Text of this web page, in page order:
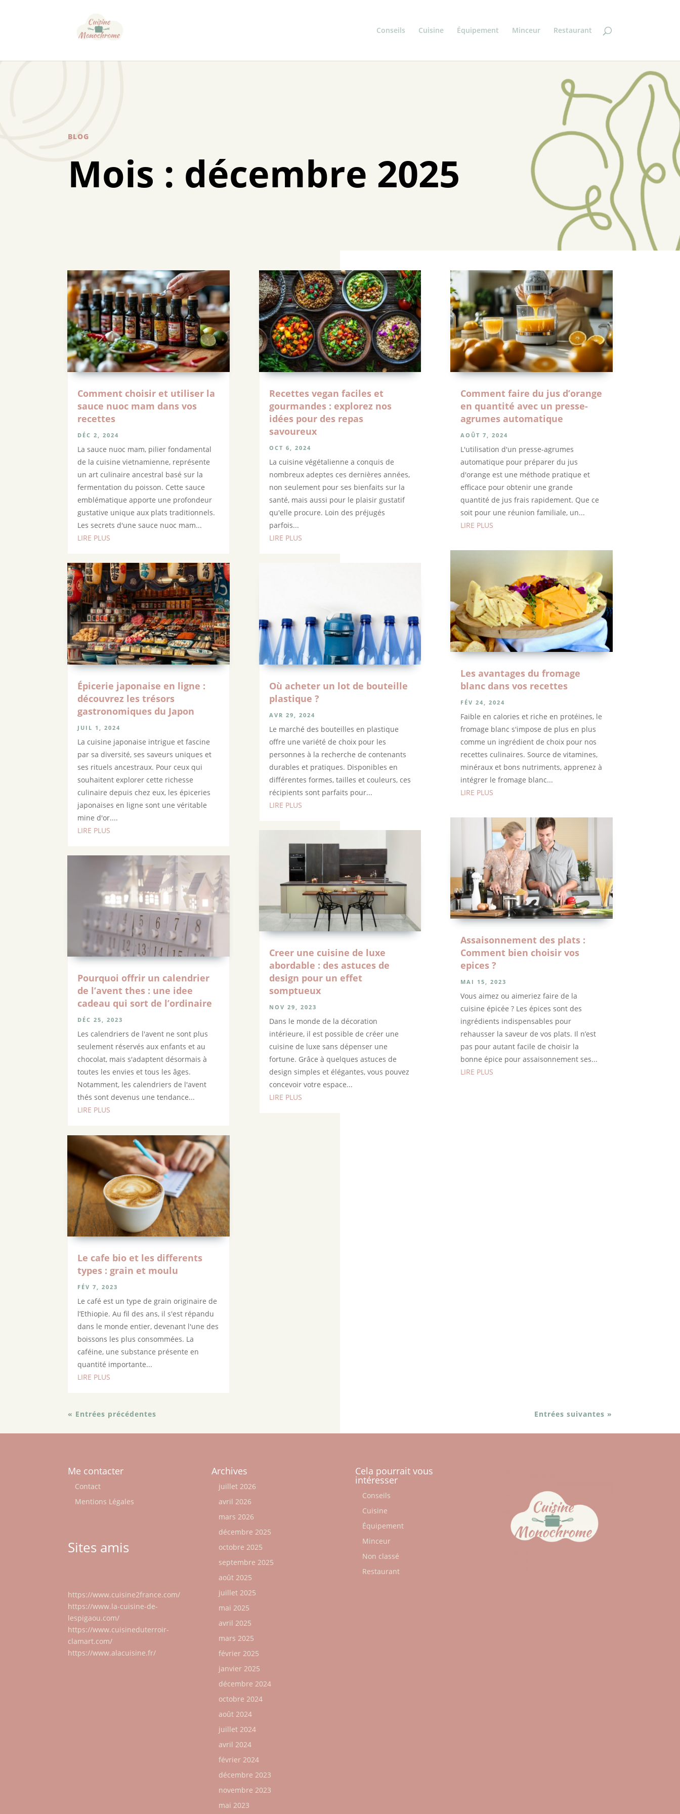
Conseils Cuisine Équipement Minceur Restaurant
BLOG
Mois : décembre 2025
Comment choisir et utiliser la
sauce nuoc mam dans vos
recettes
DÉC 2, 2024
La sauce nuoc mam, pilier fondamental
de la cuisine vietnamienne, représente
un art culinaire ancestral basé sur la
fermentation du poisson. Cette sauce
emblématique apporte une profondeur
gustative unique aux plats traditionnels.
Les secrets d'une sauce nuoc mam...
LIRE PLUS
Épicerie japonaise en ligne :
découvrez les trésors
gastronomiques du Japon
JUIL 1, 2024
La cuisine japonaise intrigue et fascine
par sa diversité, ses saveurs uniques et
ses rituels ancestraux. Pour ceux qui
souhaitent explorer cette richesse
culinaire depuis chez eux, les épiceries
japonaises en ligne sont une véritable
mine d'or....
LIRE PLUS
Pourquoi offrir un calendrier
de l’avent thes : une idee
cadeau qui sort de l’ordinaire
DÉC 25, 2023
Les calendriers de l'avent ne sont plus
seulement réservés aux enfants et au
chocolat, mais s'adaptent désormais à
toutes les envies et tous les âges.
Notamment, les calendriers de l'avent
thés sont devenus une tendance...
LIRE PLUS
Le cafe bio et les differents
types : grain et moulu
FÉV 7, 2023
Le café est un type de grain originaire de
l’Ethiopie. Au fil des ans, il s'est répandu
dans le monde entier, devenant l'une des
boissons les plus consommées. La
caféine, une substance présente en
quantité importante...
LIRE PLUS
Recettes vegan faciles et
gourmandes : explorez nos
idées pour des repas
savoureux
OCT 6, 2024
La cuisine végétalienne a conquis de
nombreux adeptes ces dernières années,
non seulement pour ses bienfaits sur la
santé, mais aussi pour le plaisir gustatif
qu'elle procure. Loin des préjugés
parfois...
LIRE PLUS
Où acheter un lot de bouteille
plastique ?
AVR 29, 2024
Le marché des bouteilles en plastique
offre une variété de choix pour les
personnes à la recherche de contenants
durables et pratiques. Disponibles en
différentes formes, tailles et couleurs, ces
récipients sont parfaits pour...
LIRE PLUS
Creer une cuisine de luxe
abordable : des astuces de
design pour un effet
somptueux
NOV 29, 2023
Dans le monde de la décoration
intérieure, il est possible de créer une
cuisine de luxe sans dépenser une
fortune. Grâce à quelques astuces de
design simples et élégantes, vous pouvez
concevoir votre espace...
LIRE PLUS
Comment faire du jus d’orange
en quantité avec un presse-
agrumes automatique
AOÛT 7, 2024
L'utilisation d'un presse-agrumes
automatique pour préparer du jus
d'orange est une méthode pratique et
efficace pour obtenir une grande
quantité de jus frais rapidement. Que ce
soit pour une réunion familiale, un...
LIRE PLUS
Les avantages du fromage
blanc dans vos recettes
FÉV 24, 2024
Faible en calories et riche en protéines, le
fromage blanc s'impose de plus en plus
comme un ingrédient de choix pour nos
recettes culinaires. Source de vitamines,
minéraux et bons nutriments, apprenez à
intégrer le fromage blanc...
LIRE PLUS
Assaisonnement des plats :
Comment bien choisir vos
epices ?
MAI 15, 2023
Vous aimez ou aimeriez faire de la
cuisine épicée ? Les épices sont des
ingrédients indispensables pour
rehausser la saveur de vos plats. Il n’est
pas pour autant facile de choisir la
bonne épice pour assaisonnement ses...
LIRE PLUS
« Entrées précédentes Entrées suivantes »
Me contacter
Contact
Mentions Légales
Sites amis
https://www.cuisine2france.com/
https://www.la-cuisine-de-
lespigaou.com/
https://www.cuisineduterroir-
clamart.com/
https://www.alacuisine.fr/
Archives
juillet 2026
avril 2026
mars 2026
décembre 2025
octobre 2025
septembre 2025
août 2025
juillet 2025
mai 2025
avril 2025
mars 2025
février 2025
janvier 2025
décembre 2024
octobre 2024
août 2024
juillet 2024
avril 2024
février 2024
décembre 2023
novembre 2023
mai 2023
Cela pourrait vous
intéresser
Conseils
Cuisine
Équipement
Minceur
Non classé
Restaurant